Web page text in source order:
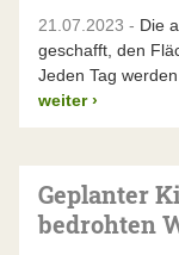
21.07.2023 - Die
geschafft, den
Jeden Tag
weiter ›
Geplanter
bedrohten